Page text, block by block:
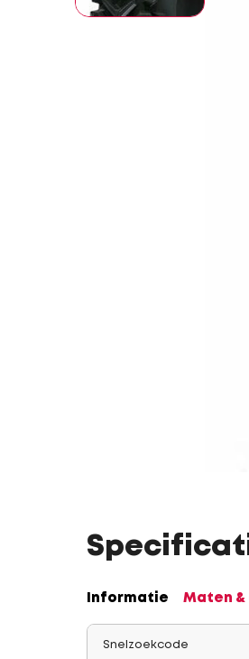
Informatie Maten
Snelzoekcode